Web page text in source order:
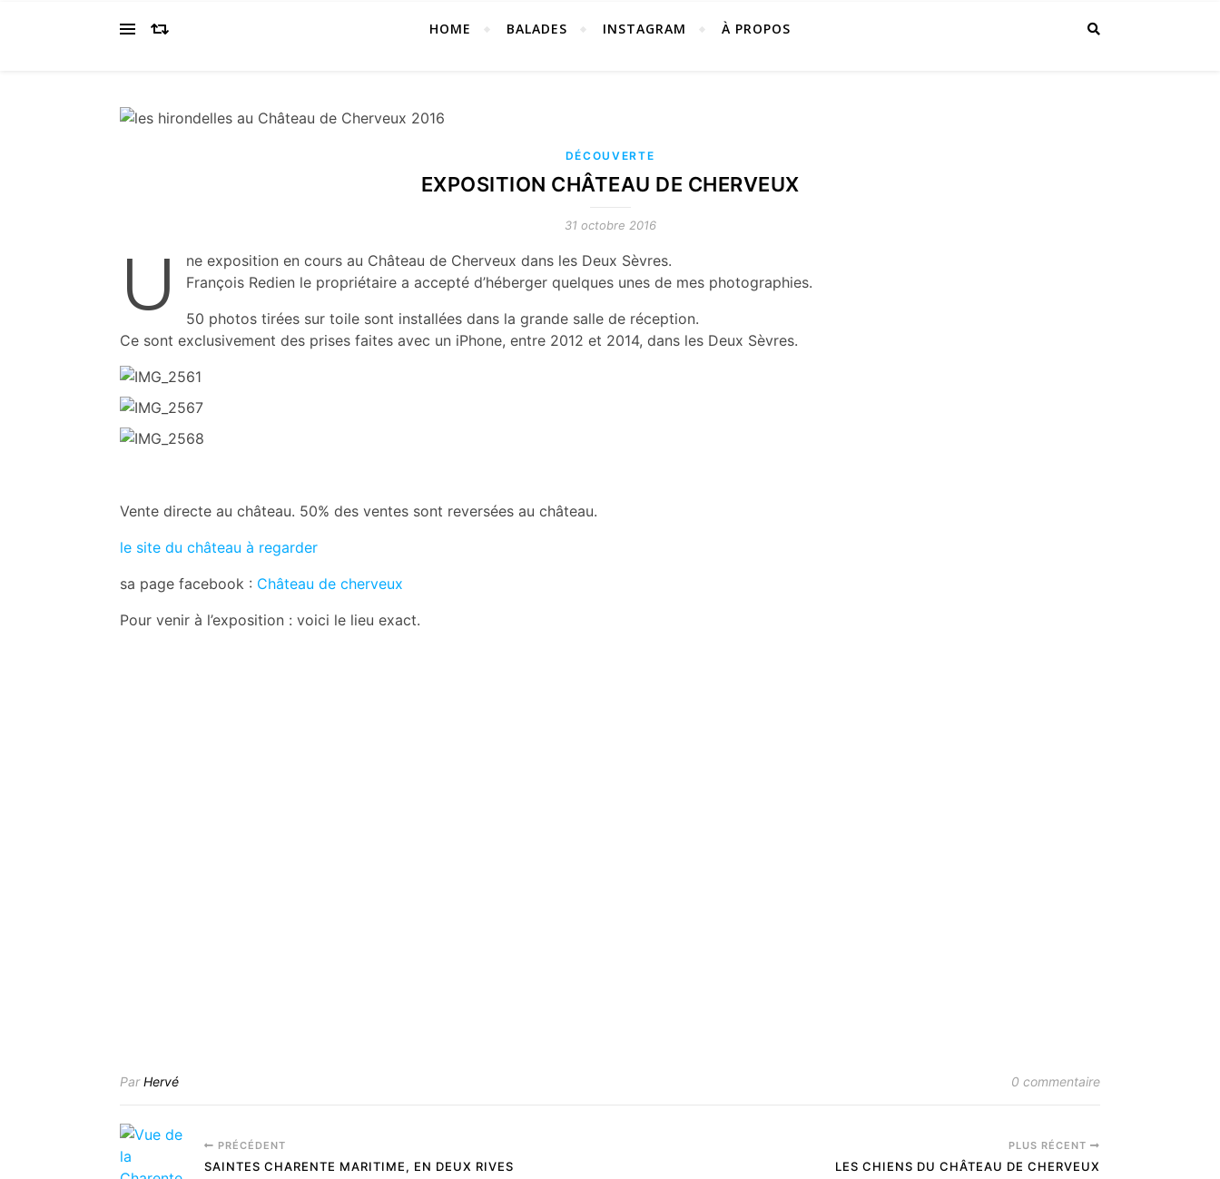
HOME BALADES INSTAGRAM À PROPOS
DÉCOUVERTE
EXPOSITION CHÂTEAU DE CHERVEUX
31 octobre 2016
U
ne exposition en cours au Château de Cherveux dans les Deux Sèvres.
François Redien le propriétaire a accepté d’héberger quelques unes de mes photographies.
50 photos tirées sur toile sont installées dans la grande salle de réception.
Ce sont exclusivement des prises faites avec un iPhone, entre 2012 et 2014, dans les Deux Sèvres.
Vente directe au château. 50% des ventes sont reversées au château.
le site du château à regarder
sa page facebook : Château de cherveux
Pour venir à l’exposition : voici le lieu exact.
ParHervé 0 commentaire
PRÉCÉDENT
SAINTES CHARENTE MARITIME, EN DEUX RIVES
PLUS RÉCENT
LES CHIENS DU CHÂTEAU DE CHERVEUX